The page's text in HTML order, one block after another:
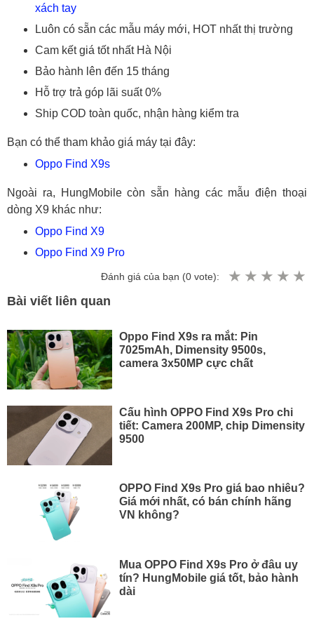
xách tay
Luôn có sẵn các mẫu máy mới, HOT nhất thị trường
Cam kết giá tốt nhất Hà Nội
Bảo hành lên đến 15 tháng
Hỗ trợ trả góp lãi suất 0%
Ship COD toàn quốc, nhận hàng kiểm tra
Bạn có thể tham khảo giá máy tại đây:
Oppo Find X9s
Ngoài ra, HungMobile còn sẵn hàng các mẫu điện thoại
dòng X9 khác như:
Oppo Find X9
Oppo Find X9 Pro
Đánh giá của bạn (0 vote):
Bài viết liên quan
Oppo Find X9s ra mắt: Pin
7025mAh, Dimensity 9500s,
camera 3x50MP cực chất
Cấu hình OPPO Find X9s Pro chi
tiết: Camera 200MP, chip Dimensity
9500
OPPO Find X9s Pro giá bao nhiêu?
Giá mới nhất, có bán chính hãng
VN không?
Mua OPPO Find X9s Pro ở đâu uy
tín? HungMobile giá tốt, bảo hành
dài